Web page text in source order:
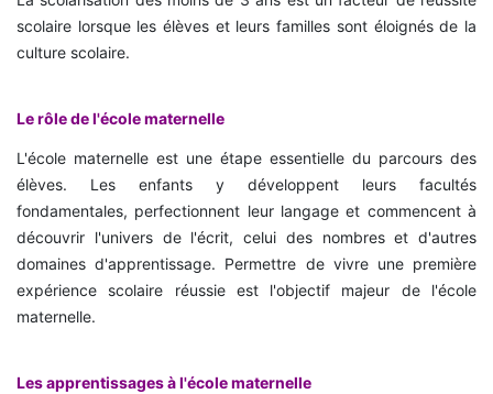
scolaire lorsque les élèves et leurs familles sont éloignés de la
culture scolaire.
Le rôle de l'école maternelle
L'école maternelle est une étape essentielle du parcours des
élèves. Les enfants y développent leurs facultés
fondamentales, perfectionnent leur langage et commencent à
découvrir l'univers de l'écrit, celui des nombres et d'autres
domaines d'apprentissage. Permettre de vivre une première
expérience scolaire réussie est l'objectif majeur de l'école
maternelle.
Les apprentissages à l'école maternelle